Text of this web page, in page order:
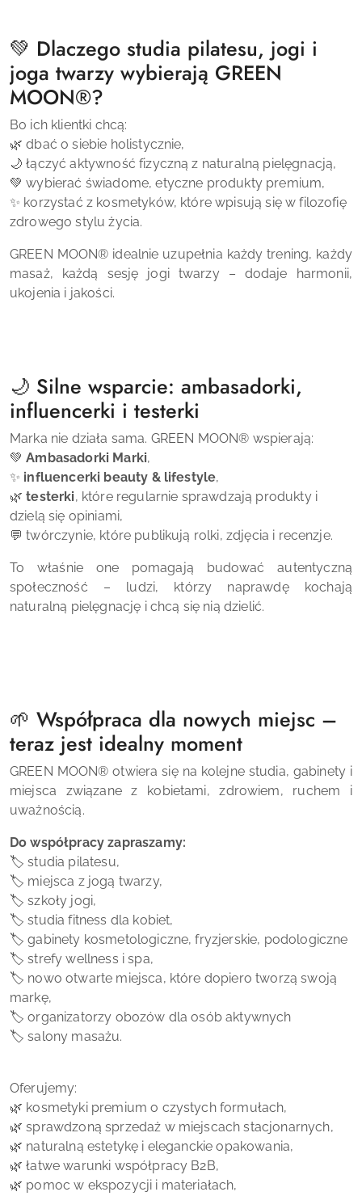
💚 Dlaczego studia pilatesu, jogi i
joga twarzy wybierają GREEN
MOON®?
Bo ich klientki chcą:
🌿 dbać o siebie holistycznie,
🌙 łączyć aktywność fizyczną z naturalną pielęgnacją,
💚 wybierać świadome, etyczne produkty premium,
✨ korzystać z kosmetyków, które wpisują się w filozofię
zdrowego stylu życia.
GREEN MOON® idealnie uzupełnia każdy trening, każdy
masaż, każdą sesję jogi twarzy – dodaje harmonii,
ukojenia i jakości.
🌙 Silne wsparcie: ambasadorki,
influencerki i testerki
Marka nie działa sama. GREEN MOON® wspierają:
💚Ambasadorki Marki,
✨ influencerki beauty & lifestyle,
🌿testerki, które regularnie sprawdzają produkty i
dzielą się opiniami,
💬 twórczynie, które publikują rolki, zdjęcia i recenzje.
To właśnie one pomagają budować autentyczną
społeczność – ludzi, którzy naprawdę kochają
naturalną pielęgnację i chcą się nią dzielić.
🌱 Współpraca dla nowych miejsc –
teraz jest idealny moment
GREEN MOON® otwiera się na kolejne studia, gabinety i
miejsca związane z kobietami, zdrowiem, ruchem i
uważnością.
Do współpracy zapraszamy:
🏷 studia pilatesu,
🏷 miejsca z jogą twarzy,
🏷 szkoły jogi,
🏷 studia fitness dla kobiet,
🏷 gabinety kosmetologiczne, fryzjerskie, podologiczne
🏷 strefy wellness i spa,
🏷 nowo otwarte miejsca, które dopiero tworzą swoją
markę,
🏷 organizatorzy obozów dla osób aktywnych
🏷 salony masażu.
Oferujemy:
🌿 kosmetyki premium o czystych formułach,
🌿 sprawdzoną sprzedaż w miejscach stacjonarnych,
🌿 naturalną estetykę i eleganckie opakowania,
🌿 łatwe warunki współpracy B2B,
🌿 pomoc w ekspozycji i materiałach,